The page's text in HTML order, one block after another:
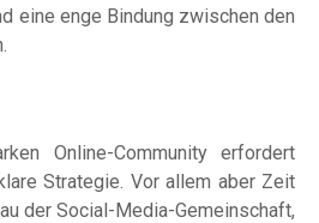
eine enge Bindung zwischen den
Online-Community erfordert
Strategie. Vor allem aber Zeit
der Social-Media-Gemeinschaft,